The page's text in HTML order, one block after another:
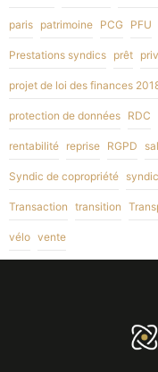
paris patrimoine PCG PFU
Prestations syndics prêt
projet de loi des finances
protection de données RDC
rentabilité reprise RGPD
Syndic de copropriété
Transaction transition
vélo vente